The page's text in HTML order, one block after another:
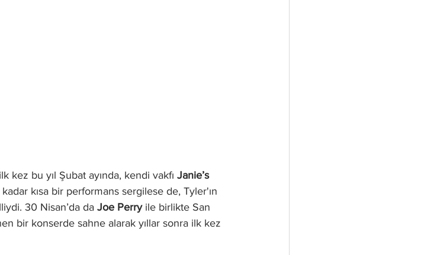
bu yıl Şubat ayında, kendi vakfı Janie’s
kadar kısa bir performans sergilese de, Tyler'ın
30 Nisan’da da Joe Perry ile birlikte San
bir konserde sahne alarak yıllar sonra ilk kez